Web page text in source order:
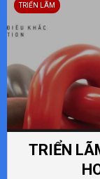
TRIỂN LÃM
TRIỂN